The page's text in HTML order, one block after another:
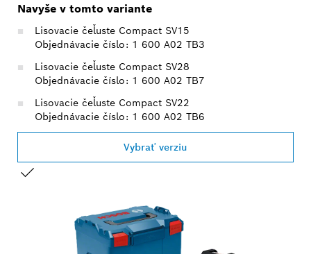
Navyše v tomto variante
Lisovacie čeľuste Compact SV15
Objednávacie číslo: 1 600 A02 TB3
Lisovacie čeľuste Compact SV28
Objednávacie číslo: 1 600 A02 TB7
Lisovacie čeľuste Compact SV22
Objednávacie číslo: 1 600 A02 TB6
Vybrať verziu